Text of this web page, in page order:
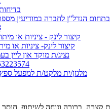
בתחום הנדל"ן לחברה במודיעין
קיצור לינק - ציניות או
קיצור לינק- ציניות או
נציג/ת מוקד און ליין
מלגזן/ית מלקט/ת למפעל
קצרה, ברורה ונוחה לשיתוף,